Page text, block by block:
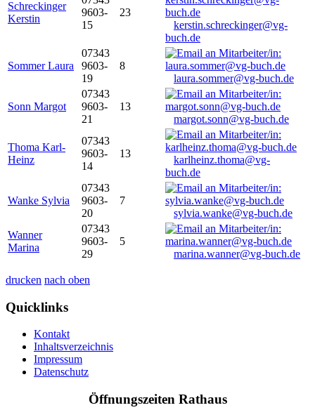
Schreckinger
Kerstin
9603-
15
23
kerstin.schreckinger@vg-
buch.de
Sommer Laura
07343
9603-
19
8
laura.sommer@vg-buch.de
Sonn Margot
07343
9603-
21
13
margot.sonn@vg-buch.de
Thoma Karl-
Heinz
07343
9603-
14
13
karlheinz.thoma@vg-
buch.de
Wanke Sylvia
07343
9603-
20
7
sylvia.wanke@vg-buch.de
Wanner
Marina
07343
9603-
29
5
marina.wanner@vg-buch.de
drucken nach oben
Quicklinks
Kontakt
Inhaltsverzeichnis
Impressum
Datenschutz
Öffnungszeiten Rathaus